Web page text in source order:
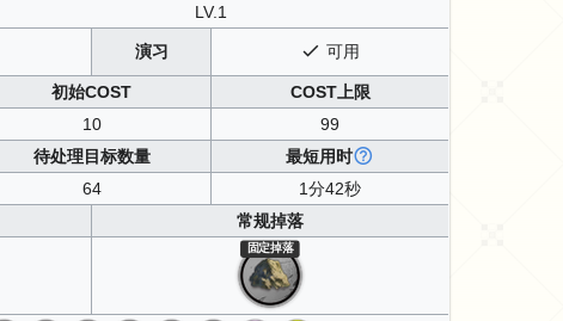
LV.1
演习 可用
初始COST
COST上限
10
99
待处理目标数量
最短用时
64
1分42秒
常规掉落
固定掉落